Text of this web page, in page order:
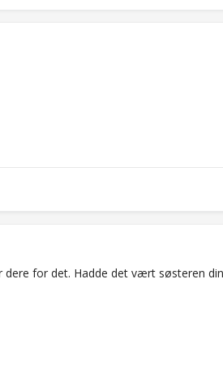
dere for det. Hadde det vært søsteren